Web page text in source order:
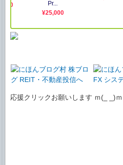
応援クリックお願いします ｍ(_ _)ｍ